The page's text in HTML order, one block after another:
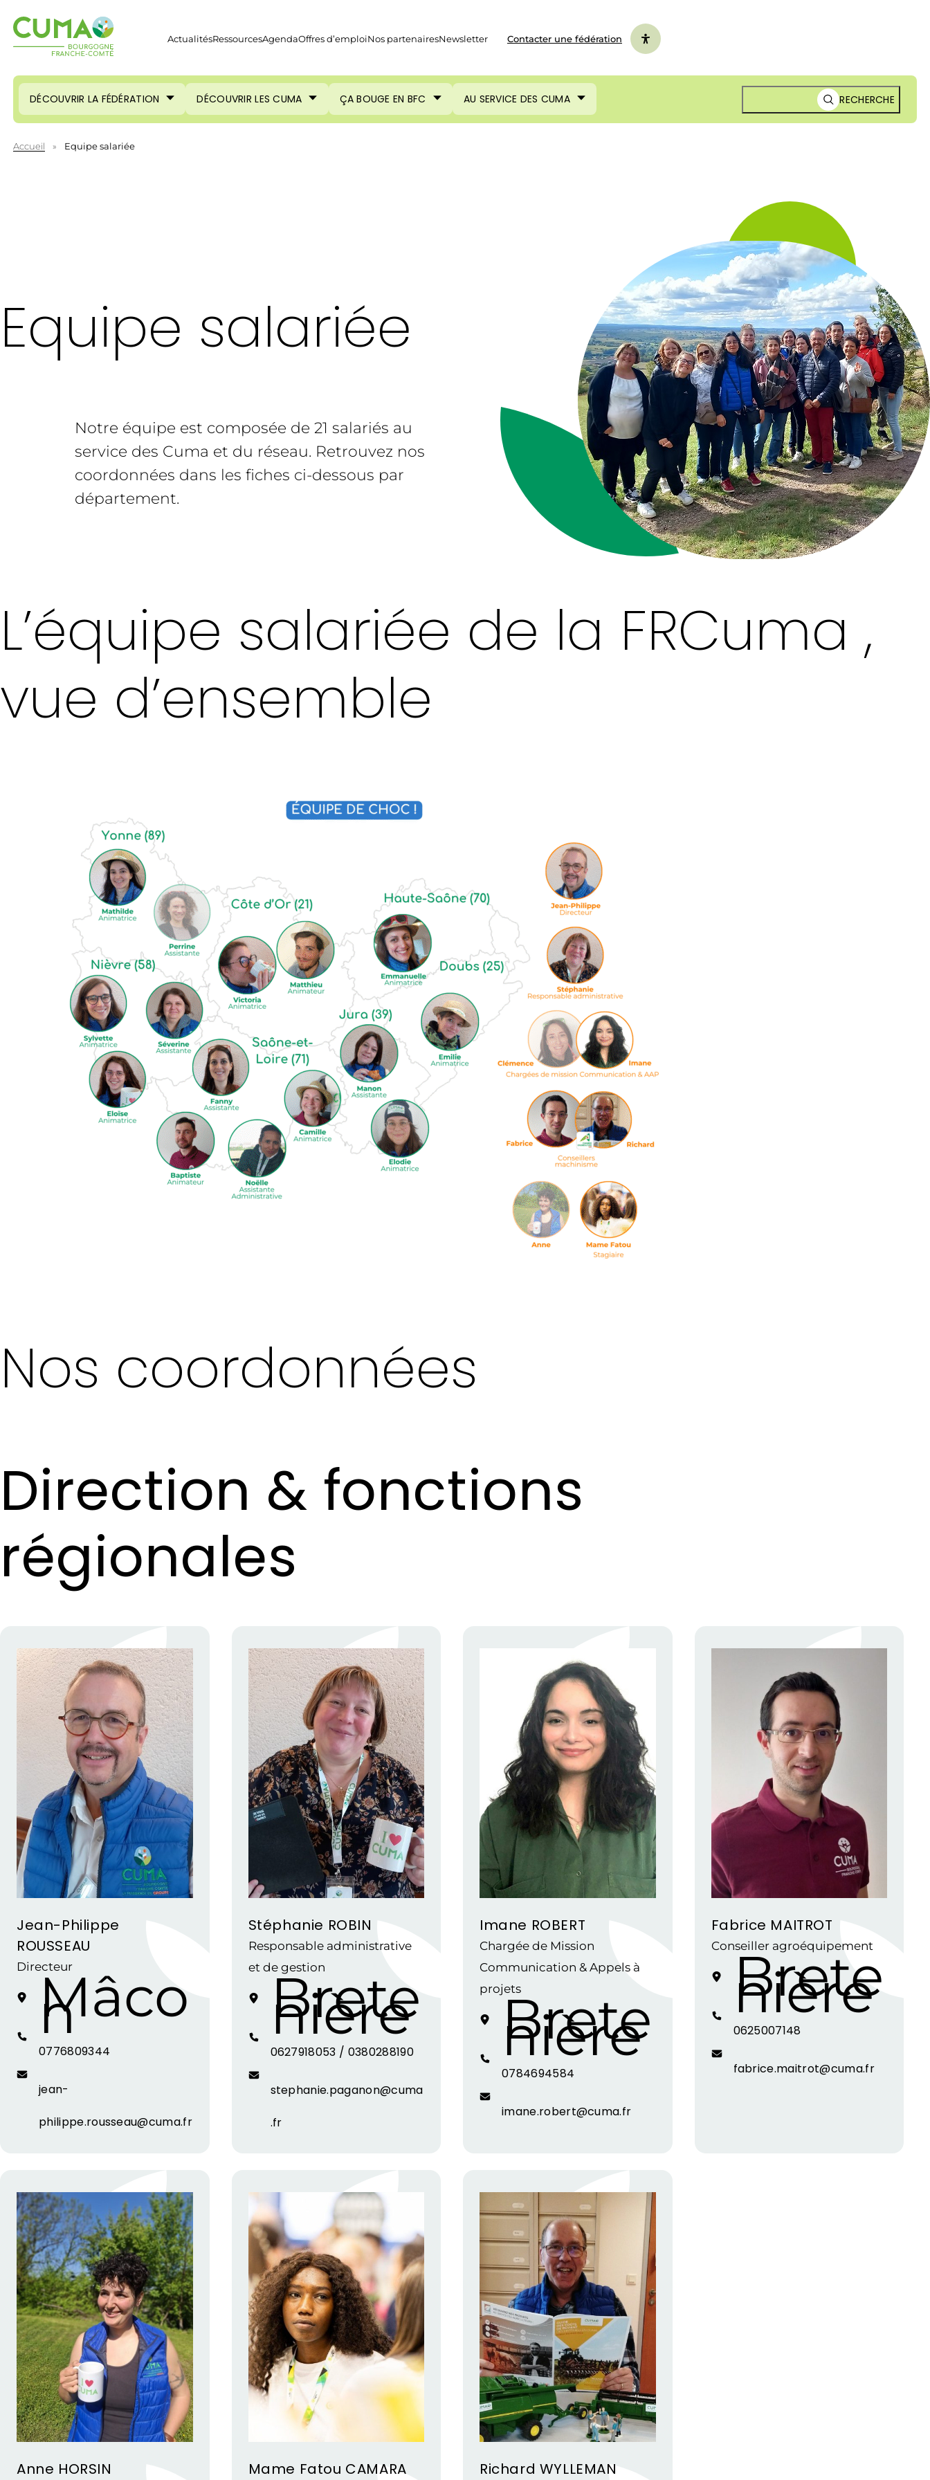
ActualitésRessourcesAgendaOffres d’emploiNos partenairesNewsletter Contacter une fédération
DÉCOUVRIR LA FÉDÉRATION DÉCOUVRIR LES CUMA ÇA BOUGE EN BFC AU SERVICE DES CUMA RECHERCHE
Accueil » Equipe salariée
Equipe salariée
Notre équipe est composée de 21 salariés au
service des Cuma et du réseau. Retrouvez nos
coordonnées dans les fiches ci-dessous par
département.
L’équipe salariée de la FRCuma ,
vue d’ensemble
Nos coordonnées
Direction & fonctions
régionales
Jean-Philippe
ROUSSEAU
DirecteurMâco
n
0776809344
jean-
philippe.rousseau@cuma.fr
Stéphanie ROBIN
Responsable administrative
et de gestion
Brete
nière
0627918053 / 0380288190
stephanie.paganon@cuma
.fr
Imane ROBERT
Chargée de Mission
Communication & Appels à
projetsBrete
nière
0784694584
imane.robert@cuma.fr
Fabrice MAITROT
Conseiller agroéquipement
Brete
nière
0625007148
fabrice.maitrot@cuma.fr
Anne HORSIN Mame Fatou CAMARA Richard WYLLEMAN